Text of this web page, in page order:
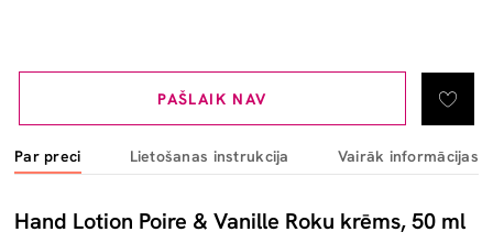
PAŠLAIK NAV
Par preci Lietošanas instrukcija Vairāk informācijas
Hand Lotion Poire & Vanille Roku krēms, 50 ml